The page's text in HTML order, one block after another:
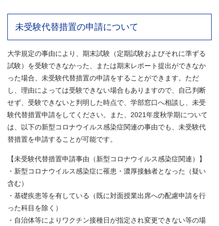
未受験代替措置の申請について
大学規定の事由により、期末試験（定期試験およびそれに準ずる
試験）を受験できなかった、または期末レポート提出ができなか
った場合、未受験代替措置の申請をすることができます。ただ
し、理由によっては受験できない場合もありますので、自己判断
せず、受験できないと判明した時点で、学部窓口へ相談し、未受
験代替措置申請をしてください。また、2021年度秋学期について
は、以下の新型コロナウイルス感染症関連の事由でも、未受験代
替措置を申請することが可能です。
【未受験代替措置申請事由（新型コロナウイルス感染症関連）】
・新型コロナウイルス感染症に罹患・濃厚接触者となった（疑い
含む）
・基礎疾患等を有している（既に対面授業出席への配慮申請を行
った科目を除く）
・自治体等によりワクチン接種日が指定され変更できない等の場